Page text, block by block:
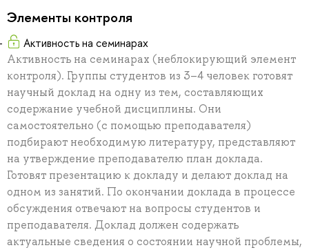
Элементы контроля
Активность на семинарах
Активность на семинарах (неблокирующий элемент
контроля). Группы студентов из 3–4 человек готовят
научный доклад на одну из тем, составляющих
содержание учебной дисциплины. Они
самостоятельно (с помощью преподавателя)
подбирают необходимую литературу, представляют
на утверждение преподавателю план доклада.
Готовят презентацию к докладу и делают доклад на
одном из занятий. По окончании доклада в процессе
обсуждения отвечают на вопросы студентов и
преподавателя. Доклад должен содержать
актуальные сведения о состоянии научной проблемы,